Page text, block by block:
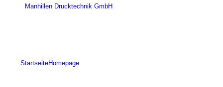
StartseiteHomepage